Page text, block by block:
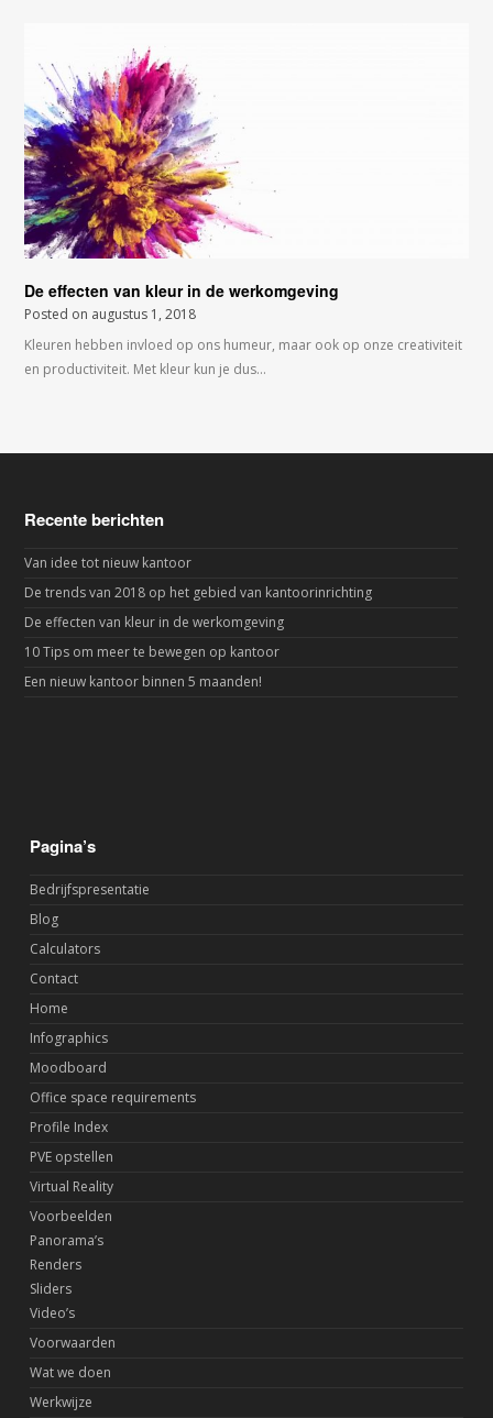
De effecten van kleur in de werkomgeving
Posted on augustus 1, 2018
Kleuren hebben invloed op ons humeur, maar ook op onze creativiteit
en productiviteit. Met kleur kun je dus…
Recente berichten
Van idee tot nieuw kantoor
De trends van 2018 op het gebied van kantoorinrichting
De effecten van kleur in de werkomgeving
10 Tips om meer te bewegen op kantoor
Een nieuw kantoor binnen 5 maanden!
Pagina’s
Bedrijfspresentatie
Blog
Calculators
Contact
Home
Infographics
Moodboard
Office space requirements
Profile Index
PVE opstellen
Virtual Reality
Voorbeelden
Panorama’s
Renders
Sliders
Video’s
Voorwaarden
Wat we doen
Werkwijze